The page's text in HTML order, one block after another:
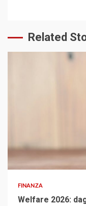
Related
FINANZA
Welfare 2026: